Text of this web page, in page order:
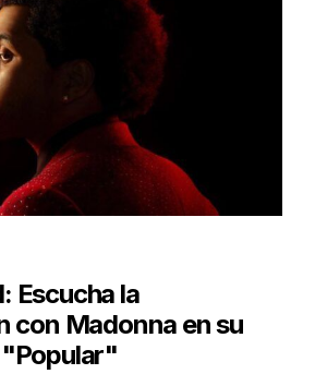
Escucha la
con Madonna en su